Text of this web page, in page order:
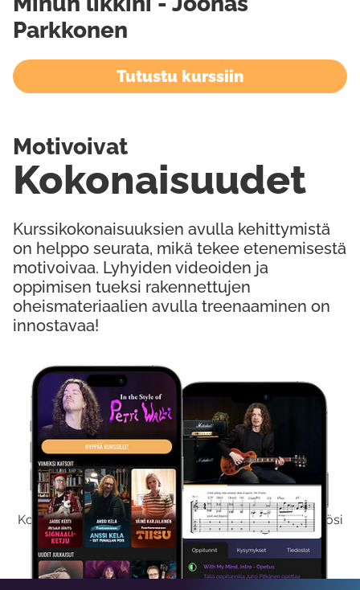
Kokeile Ilmaiseksi
Kokeilemalla ilmaiseksi saat koko sisältömme käyttöösi
viikon ajaksi.
Parkkonen
Tutustu kurssiin
Kurssikokonaisuuksien avulla kehittymistä
on helppo seurata, mikä tekee etenemisestä
motivoivaa. Lyhyiden videoiden ja
oppimisen tueksi rakennettujen
oheismateriaalien avulla treenaaminen on
innostavaa!
Kokonaisuudet
Motivoivat